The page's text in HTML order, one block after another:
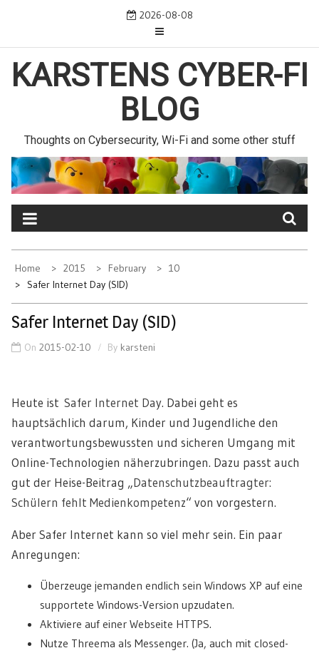
content
2026-08-08
KARSTENS CYBER-FI
BLOG
Thoughts on Cybersecurity, Wi-Fi and some other stuff
Home 2015 February
10
Safer Internet Day (SID)
Safer Internet Day (SID)
On 2015-02-10 By karsteni
Heute ist Safer Internet Day. Dabei geht es
hauptsächlich darum, Kinder und Jugendliche den
verantwortungsbewussten und sicheren Umgang mit
Online-Technologien näherzubringen. Dazu passt auch
gut der Heise-Beitrag „Datenschutzbeauftragter:
Schülern fehlt Medienkompetenz“ von vorgestern.
Aber Safer Internet kann so viel mehr sein. Ein paar
Anregungen:
Überzeuge jemanden endlich sein Windows XP auf eine
supportete Windows-Version upzudaten.
Aktiviere auf einer Webseite HTTPS.
Nutze Threema als Messenger. (Ja, auch mit closed-